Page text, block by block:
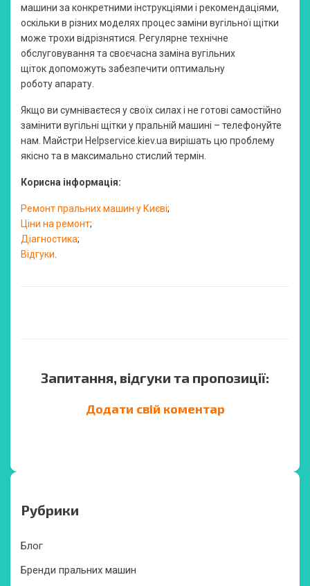
машини за конкретними інструкціями і рекомендаціями,
оскільки в різних моделях процес заміни вугільної щітки
може трохи відрізнятися. Регулярне технічне
обслуговування та своєчасна заміна вугільних
щіток допоможуть забезпечити оптимальну
роботу апарату.
Якщо ви сумніваєтеся у своїх силах і не готові самостійно
замінити вугільні щітки у пральній машині – телефонуйте
нам. Майстри Helpservice.kiev.ua вирішать цю проблему
якісно та в максимально стислий термін.
Корисна інформація:
Ремонт пральних машин у Києві;
Ціни на ремонт;
Діагностика;
Відгуки.
Запитання, відгуки та пропозиції:
Додати свій коментар
Рубрики
Блог
Бренди пральних машин